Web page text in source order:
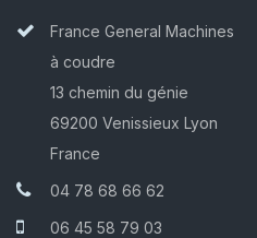
France General Machines
à coudre
13 chemin du génie
69200 Venissieux Lyon
France
04 78 68 66 62
06 45 58 79 03